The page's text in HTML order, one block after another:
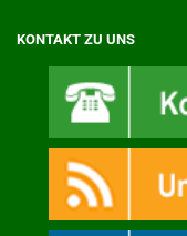
KONTAKT ZU UNS